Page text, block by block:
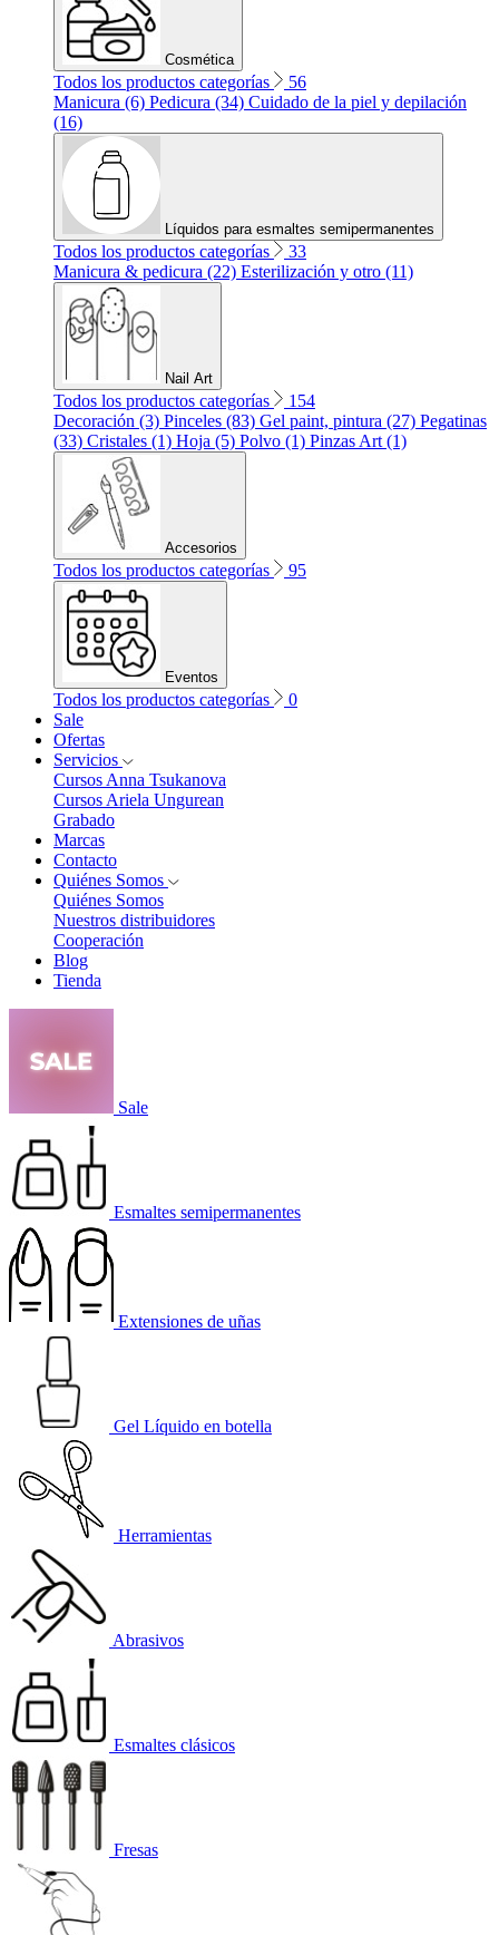
Cosmética
Todos los productos categorías
56
Manicura (6) Pedicura (34) Cuidado de la piel y depilación
(16)
Líquidos para esmaltes semipermanentes
Todos los productos categorías
33
Manicura & pedicura (22) Esterilización y otro (11)
Nail Art
Todos los productos categorías
154
Decoración (3) Pinceles (83) Gel paint, pintura (27) Pegatinas
(33) Cristales (1) Hoja (5) Polvo (1) Pinzas Art (1)
Accesorios
Todos los productos categorías 95
Eventos
Todos los productos categorías
0
Sale
Ofertas
Servicios
Cursos Anna Tsukanova
Cursos Ariela Ungurean
Grabado
Marcas
Contacto
Quiénes Somos
Quiénes Somos
Nuestros distribuidores
Cooperación
Blog
Tienda
Sale
Esmaltes semipermanentes
Extensiones de uñas
Gel Líquido en botella
Herramientas
Abrasivos
Esmaltes clásicos
Fresas